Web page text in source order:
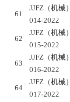
61
JJFZ （机械）
014-2022
62
JJFZ （机械）
015-2022
63
JJFZ （机械）
016-2022
64
JJFZ （机械）
017-2022